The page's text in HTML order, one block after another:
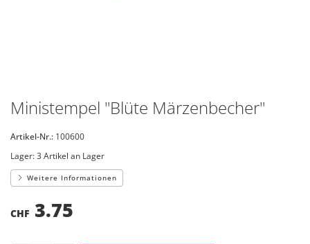
Ministempel "Blüte Märzenbecher"
Artikel-Nr.: 100600
Lager:3 Artikel an Lager
Weitere Informationen
CHF 3.75